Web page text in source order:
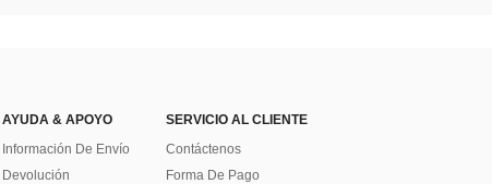
AYUDA & APOYO
Información De Envío
Devolución
SERVICIO AL CLIENTE
Contáctenos
Forma De Pago